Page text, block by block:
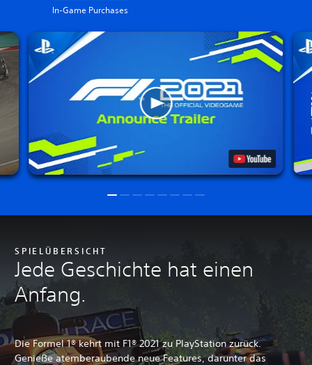
In-Game Purchases
SPIELÜBERSICHT
Jede Geschichte hat einen
Anfang.
Die Formel 1® kehrt mit F1® 2021 zu PlayStation zurück.
Genieße atemberaubende neue Features, darunter das